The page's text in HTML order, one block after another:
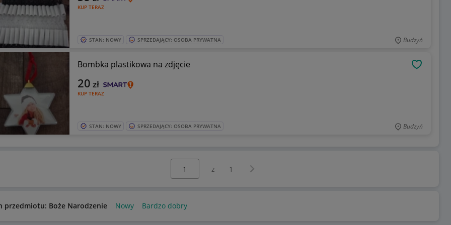
KUP TERAZ
STAN: NOWY SPRZEDAJĄCY: OSOBA PRYWATNA Budzyń
Bombka plastikowa na zdjęcie
KUP TERAZ
20 zł
STAN: NOWY SPRZEDAJĄCY: OSOBA PRYWATNA Budzyń
z 1 Następna strona
przedmiotu: Boże Narodzenie Nowy Bardzo dobry